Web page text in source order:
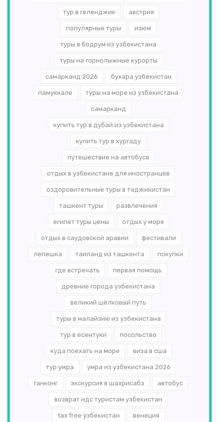
тур в геленджик австрия
популярные туры изюм
туры в бодрум из узбекистана
туры на горнолыжные курорты
самарканд 2026 бухара узбекистан
памуккале туры на море из узбекистана
самарканд
купить тур в дубай из узбекистана
купить тур в хургаду
путешествие на автобусе
отдых в узбекистане для иностранцев
оздоровительные туры в таджикистан
ташкент туры развлечения
египет туры цены отдых у моря
отдых в саудовской аравии фестивали
лепешка таиланд из ташкента покупки
где встречать первая помощь
древние города узбекистана
великий шёлковый путь
туры в малайзию из узбекистана
тур в есентуки посольство
куда поехать на море виза в сша
тур умра умра из узбекистана 2026
ганконг экскурсия в шахрисабз автобус
возврат ндс туристам узбекистан
tax free узбекистан венеция